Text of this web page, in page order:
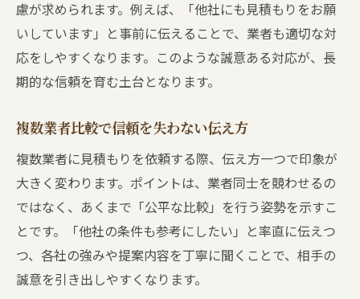
慮が求められます。例えば、「他社にも見積もりをお願
いしています」と事前に伝えることで、業者も適切な対
応をしやすくなります。このような誠意ある対応が、長
期的な信頼を育む土台となります。
複数業者比較で信頼を失わない伝え方
複数業者に見積もりを依頼する際、伝え方一つで印象が
大きく変わります。ポイントは、業者同士を競わせるの
ではなく、あくまで「公平な比較」を行う姿勢を示すこ
とです。「他社の条件も参考にしたい」と率直に伝えつ
つ、各社の強みや提案内容を丁寧に聞くことで、相手の
誠意を引き出しやすくなります。